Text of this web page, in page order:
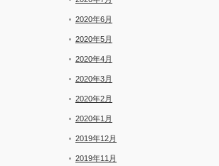
2020年6月
2020年5月
2020年4月
2020年3月
2020年2月
2020年1月
2019年12月
2019年11月